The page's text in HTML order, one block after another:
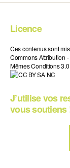
Licence
Ces contenus sont
Commons Attribution
Mêmes Conditions
J’utilise vos
vous soutiens